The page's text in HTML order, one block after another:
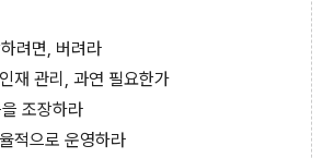
려면, 버려라
재 관리, 과연 필요한가
조장하라
적으로 운영하라